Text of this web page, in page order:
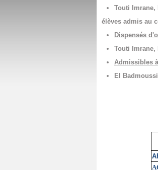
Touti Imrane,
élèves admis au
Dispensés
Touti Imrane,
Admissibles
El